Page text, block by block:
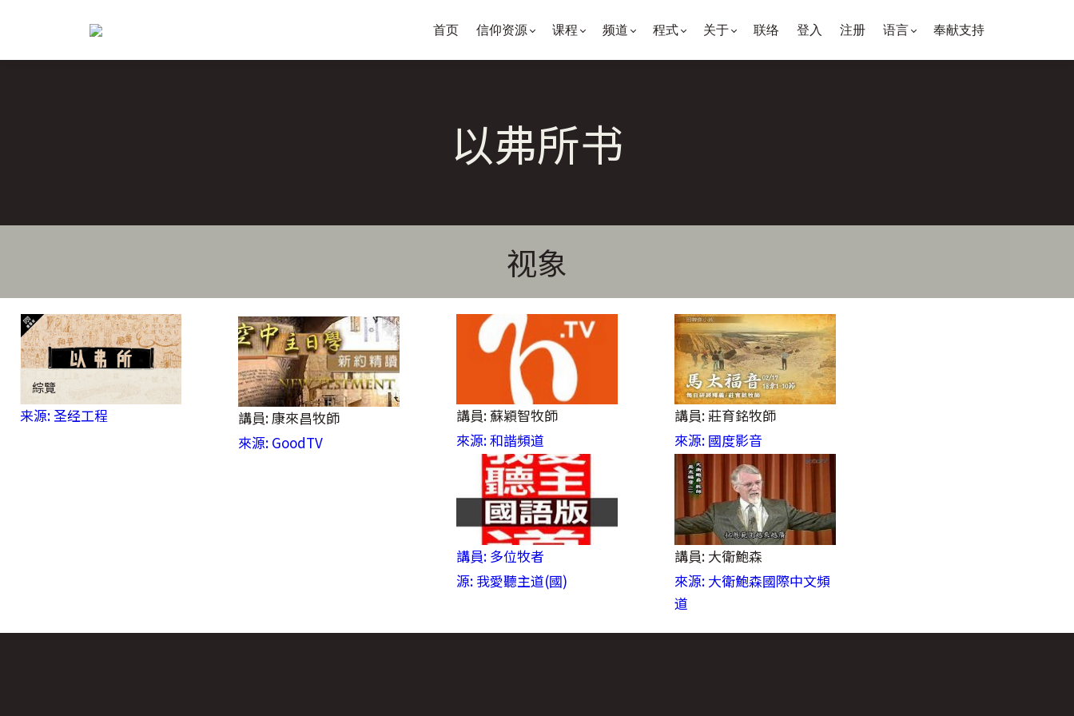
首页 信仰资源 课程 频道 程式 关于 联络 登入 注册 语言 奉献支持
以弗所书
视象
綜覽
来源: 圣经工程
講員: 康來昌牧師
來源: GoodTV
講員: 蘇穎智牧師
來源: 和諧頻道
講員: 多位牧者
源: 我愛聽主道(國)
講員: 莊育銘牧師
來源: 國度影音
講員: 大衛鮑森
來源: 大衛鮑森國際中文頻
道